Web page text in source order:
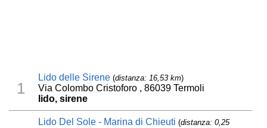
1
Lido delle Sirene (distanza: 16,53 km)
Via Colombo Cristoforo , 86039 Termoli
lido, sirene
Lido Del Sole - Marina di Chieuti (distanza: 0,25